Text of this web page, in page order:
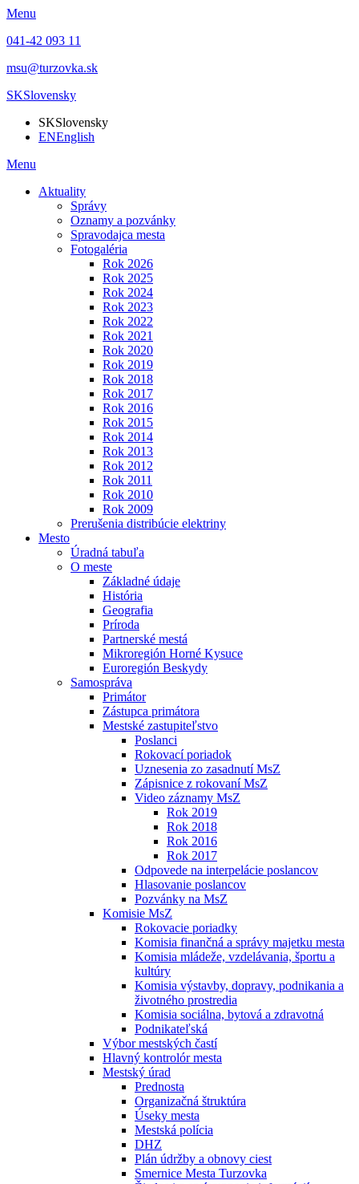
Menu
041-42 093 11
msu@turzovka.sk
SKSlovensky
SKSlovensky
ENEnglish
Menu
Aktuality
Správy
Oznamy a pozvánky
Spravodajca mesta
Fotogaléria
Rok 2026
Rok 2025
Rok 2024
Rok 2023
Rok 2022
Rok 2021
Rok 2020
Rok 2019
Rok 2018
Rok 2017
Rok 2016
Rok 2015
Rok 2014
Rok 2013
Rok 2012
Rok 2011
Rok 2010
Rok 2009
Prerušenia distribúcie elektriny
Mesto
Úradná tabuľa
O meste
Základné údaje
História
Geografia
Príroda
Partnerské mestá
Mikroregión Horné Kysuce
Euroregión Beskydy
Samospráva
Primátor
Zástupca primátora
Mestské zastupiteľstvo
Poslanci
Rokovací poriadok
Uznesenia zo zasadnutí MsZ
Zápisnice z rokovaní MsZ
Video záznamy MsZ
Rok 2019
Rok 2018
Rok 2016
Rok 2017
Odpovede na interpelácie poslancov
Hlasovanie poslancov
Pozvánky na MsZ
Komisie MsZ
Rokovacie poriadky
Komisia finančná a správy majetku mesta
Komisia mládeže, vzdelávania, športu a
kultúry
Komisia výstavby, dopravy, podnikania a
životného prostredia
Komisia sociálna, bytová a zdravotná
Podnikateľská
Výbor mestských častí
Hlavný kontrolór mesta
Mestský úrad
Prednosta
Organizačná štruktúra
Úseky mesta
Mestská polícia
DHZ
Plán údržby a obnovy ciest
Smernice Mesta Turzovka